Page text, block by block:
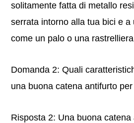
solitamente fatta di metallo
serrata intorno alla tua bici e a
come un palo o una
Domanda 2: Quali
una buona catena antifurto
Risposta 2: Una buona